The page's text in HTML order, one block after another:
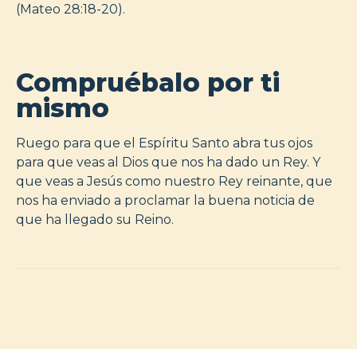
(Mateo 28:18-20).
Compruébalo por ti
mismo
Ruego para que el Espíritu Santo abra tus ojos
para que veas al Dios que nos ha dado un Rey. Y
que veas a Jesús como nuestro Rey reinante, que
nos ha enviado a proclamar la buena noticia de
que ha llegado su Reino.